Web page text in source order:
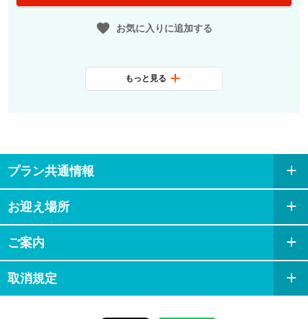
ト、ワット・アルン（暁の寺）や王
宮などを眺めながら、伝統的なタイ
※ソフトドリンクの飲み放題付きで
す。
最少催行人数
送迎
料金に含まれ
るサービス
トドリンク・ワイン・ビール飲み
お気に入りに追加する
夕食1回
送迎 なし
料金に含まれ
るサービス
プレミアムセットメニュー＋ソフ
※飲み放題は、セレクトメニュー
セレクトメニューに含まれていな
もっと見る
プラン共通情報
お迎え場所
ご案内
取消規定